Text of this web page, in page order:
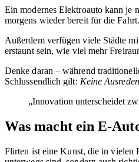
Ein modernes Elektroauto kann je
morgens wieder bereit für die
Außerdem verfügen viele Städte
erstaunt sein, wie viel mehr
Denke daran – während
Schlussendlich gilt: Keine
„Innovation unterscheidet
Was macht ein E-
Flirten ist eine Kunst, die in vielen